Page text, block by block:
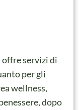
servizi di
per gli
wellness,
dopo